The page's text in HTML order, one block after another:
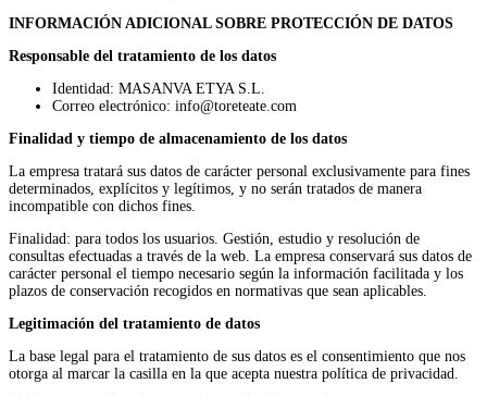
INFORMACIÓN ADICIONAL SOBRE PROTECCIÓN DE DATOS
Responsable del tratamiento de los datos
Identidad: MASANVA ETYA S.L.
Correo electrónico: info@toreteate.com
Finalidad y tiempo de almacenamiento de los datos
La empresa tratará sus datos de carácter personal exclusivamente para fines
determinados, explícitos y legítimos, y no serán tratados de manera
incompatible con dichos fines.
Finalidad: para todos los usuarios. Gestión, estudio y resolución de
consultas efectuadas a través de la web. La empresa conservará sus datos de
carácter personal el tiempo necesario según la información facilitada y los
plazos de conservación recogidos en normativas que sean aplicables.
Legitimación del tratamiento de datos
La base legal para el tratamiento de sus datos es el consentimiento que nos
otorga al marcar la casilla en la que acepta nuestra política de privacidad.